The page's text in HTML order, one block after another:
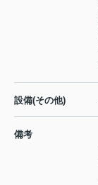
設備(その他)
備考